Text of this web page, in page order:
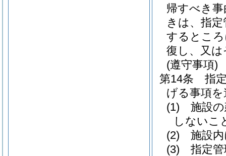
帰すべき
きは、指
するとこ
復し、又
(遵守事項)
第14条
指
げる事項
(1)
施設
しないこ
(2)
施設
(3)
指定